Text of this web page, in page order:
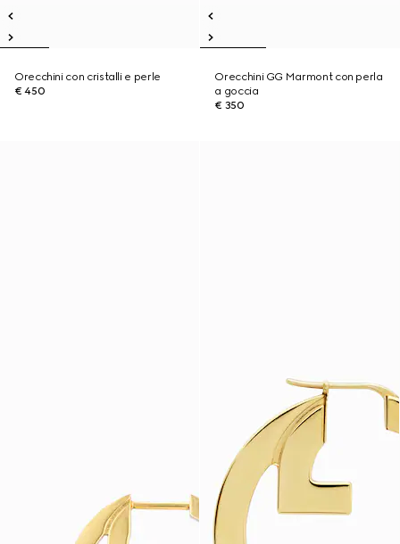
Orecchini con cristalli e perle
€ 450
Orecchini GG Marmont con perla
a goccia
€ 350